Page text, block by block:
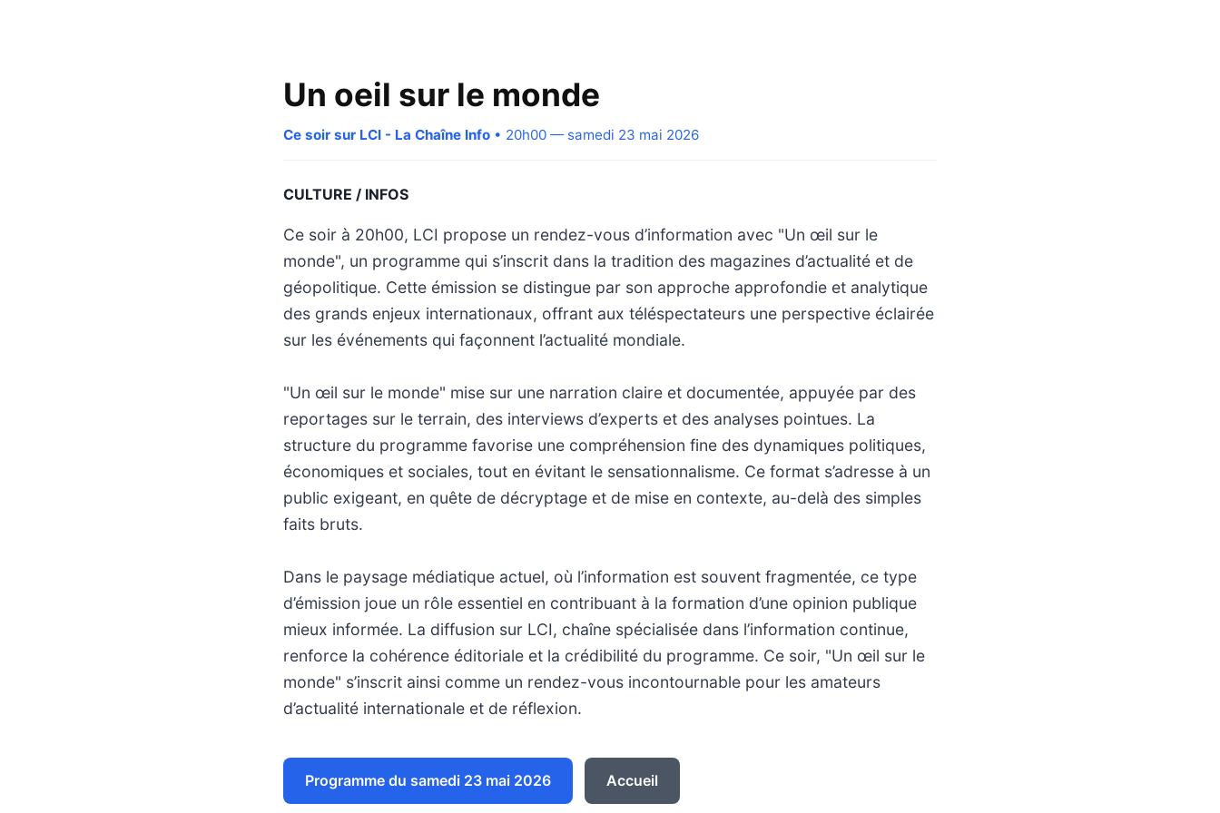
Un oeil sur le monde
Ce soir sur LCI - La Chaîne Info • 20h00 — samedi 23 mai 2026
CULTURE / INFOS
Ce soir à 20h00, LCI propose un rendez-vous d’information avec "Un œil sur le
monde", un programme qui s’inscrit dans la tradition des magazines d’actualité et de
géopolitique. Cette émission se distingue par son approche approfondie et analytique
des grands enjeux internationaux, offrant aux téléspectateurs une perspective éclairée
sur les événements qui façonnent l’actualité mondiale.
"Un œil sur le monde" mise sur une narration claire et documentée, appuyée par des
reportages sur le terrain, des interviews d’experts et des analyses pointues. La
structure du programme favorise une compréhension fine des dynamiques politiques,
économiques et sociales, tout en évitant le sensationnalisme. Ce format s’adresse à un
public exigeant, en quête de décryptage et de mise en contexte, au-delà des simples
faits bruts.
Dans le paysage médiatique actuel, où l’information est souvent fragmentée, ce type
d’émission joue un rôle essentiel en contribuant à la formation d’une opinion publique
mieux informée. La diffusion sur LCI, chaîne spécialisée dans l’information continue,
renforce la cohérence éditoriale et la crédibilité du programme. Ce soir, "Un œil sur le
monde" s’inscrit ainsi comme un rendez-vous incontournable pour les amateurs
d’actualité internationale et de réflexion.
Programme du samedi 23 mai 2026 Accueil